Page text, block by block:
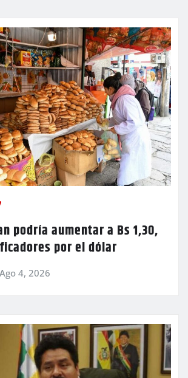
podría aumentar a Bs 1,30,
por el dólar
Ago 4, 2026